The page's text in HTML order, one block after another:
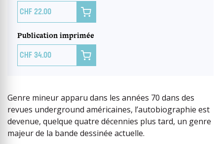
22.00 
Publication imprimée
34.00 
Genre mineur apparu dans les années 70 dans des
revues underground américaines, l’autobiographie est
devenue, quelque quatre décennies plus tard, un genre
majeur de la bande dessinée actuelle.